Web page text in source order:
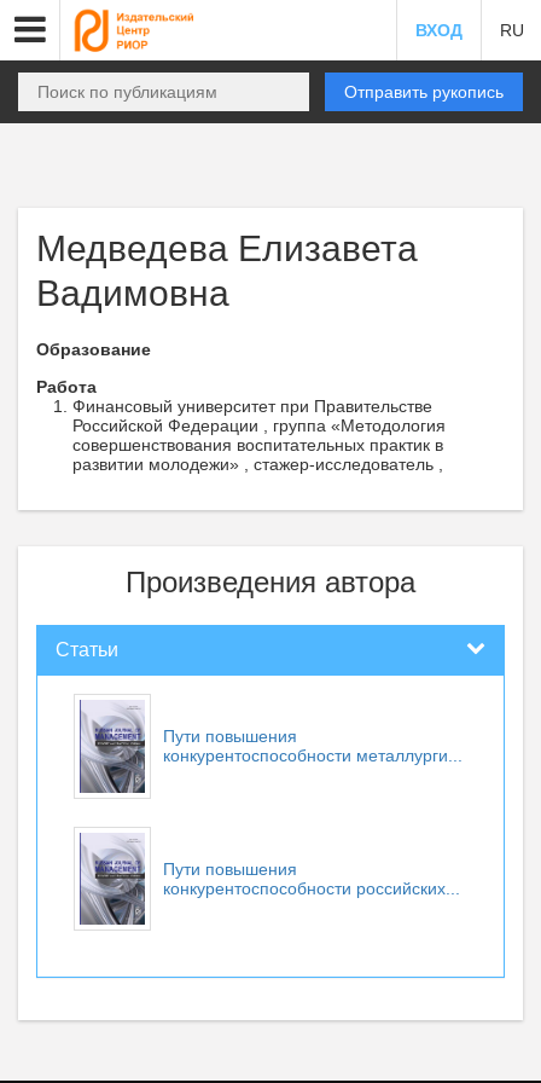
ВХОД RU
Отправить рукопись
Медведева Елизавета
Вадимовна
Образование
Работа
Финансовый университет при Правительстве
Российской Федерации , группа «Методология
совершенствования воспитательных практик в
развитии молодежи» , стажер-исследователь ,
Произведения автора
Статьи
Пути повышения
конкурентоспособности металлурги...
Пути повышения
конкурентоспособности российских...